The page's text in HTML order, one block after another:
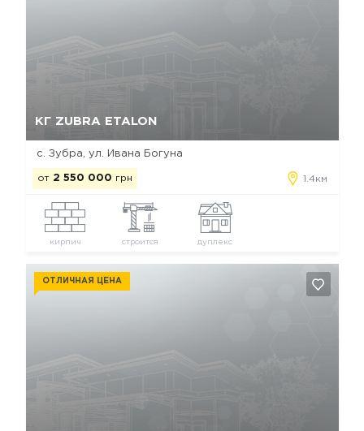
КГ ZUBRA ETALON
с. Зубра, ул. Ивана Богуна
от 2 550 000 грн 1.4км
кирпич строится дуплекс
ОТЛИЧНАЯ ЦЕНА